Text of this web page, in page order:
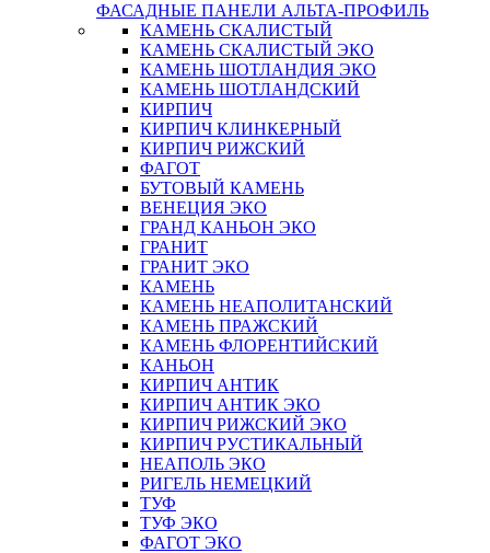
ФАСАДНЫЕ ПАНЕЛИ АЛЬТА-ПРОФИЛЬ
КАМЕНЬ СКАЛИСТЫЙ
КАМЕНЬ СКАЛИСТЫЙ ЭКО
КАМЕНЬ ШОТЛАНДИЯ ЭКО
КАМЕНЬ ШОТЛАНДСКИЙ
КИРПИЧ
КИРПИЧ КЛИНКЕРНЫЙ
КИРПИЧ РИЖСКИЙ
ФАГОТ
БУТОВЫЙ КАМЕНЬ
ВЕНЕЦИЯ ЭКО
ГРАНД КАНЬОН ЭКО
ГРАНИТ
ГРАНИТ ЭКО
КАМЕНЬ
КАМЕНЬ НЕАПОЛИТАНСКИЙ
КАМЕНЬ ПРАЖСКИЙ
КАМЕНЬ ФЛОРЕНТИЙСКИЙ
КАНЬОН
КИРПИЧ АНТИК
КИРПИЧ АНТИК ЭКО
КИРПИЧ РИЖСКИЙ ЭКО
КИРПИЧ РУСТИКАЛЬНЫЙ
НЕАПОЛЬ ЭКО
РИГЕЛЬ НЕМЕЦКИЙ
ТУФ
ТУФ ЭКО
ФАГОТ ЭКО